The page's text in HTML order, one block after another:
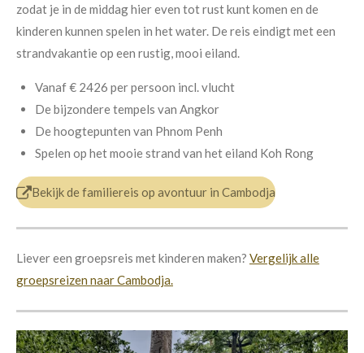
zodat je in de middag hier even tot rust kunt komen en de
kinderen kunnen spelen in het water. De reis eindigt met een
strandvakantie op een rustig, mooi eiland.
Vanaf € 2426 per persoon incl. vlucht
De bijzondere tempels van Angkor
De hoogtepunten van Phnom Penh
Spelen op het mooie strand van het eiland Koh Rong
Bekijk de familiereis op avontuur in Cambodja
Liever een groepsreis met kinderen maken? Vergelijk alle
groepsreizen naar Cambodja.